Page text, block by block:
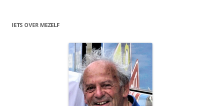
IETS OVER MEZELF